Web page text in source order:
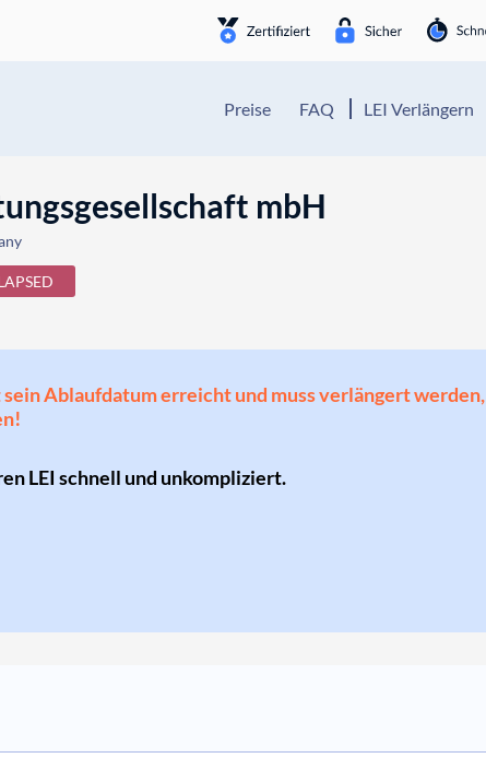
Preise FAQ LEI Verlängern
mbH
Ablaufdatum erreicht und muss verlängert
LEI schnell und unkompliziert.